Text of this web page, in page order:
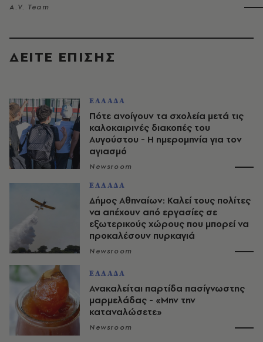
A.V. Team
ΔΕΙΤΕ ΕΠΙΣΗΣ
ΕΛΛΑΔΑ
Πότε ανοίγουν τα σχολεία μετά τις
καλοκαιρινές διακοπές του
Αυγούστου - Η ημερομηνία για τον
αγιασμό
Newsroom
ΕΛΛΑΔΑ
Δήμος Αθηναίων: Καλεί τους πολίτες
να απέχουν από εργασίες σε
εξωτερικούς χώρους που μπορεί να
προκαλέσουν πυρκαγιά
Newsroom
ΕΛΛΑΔΑ
Ανακαλείται παρτίδα πασίγνωστης
μαρμελάδας - «Μην την
καταναλώσετε»
Newsroom